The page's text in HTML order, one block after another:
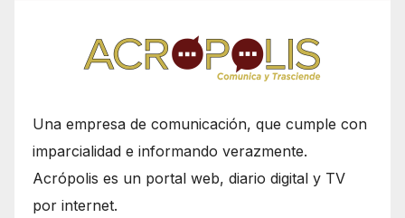
Una empresa de comunicación, que cumple con
imparcialidad e informando verazmente.
Acrópolis es un portal web, diario digital y TV
por internet.